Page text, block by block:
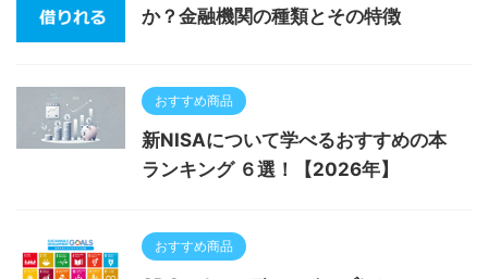
か？金融機関の種類とその特徴
おすすめ商品
新NISAについて学べるおすすめの本
ランキング ６選！【2026年】
おすすめ商品